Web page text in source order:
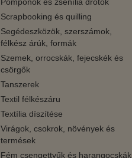
Scrapbooking és quilling
Segédeszközök, szerszámok,
félkész árúk, formák
Szemek, orrocskák, fejecskék és
csörgők
Tanszerek
Textil félkészáru
Textília díszítése
Virágok, csokrok, növények és
termések
Fém csengettyűk és harangocskák